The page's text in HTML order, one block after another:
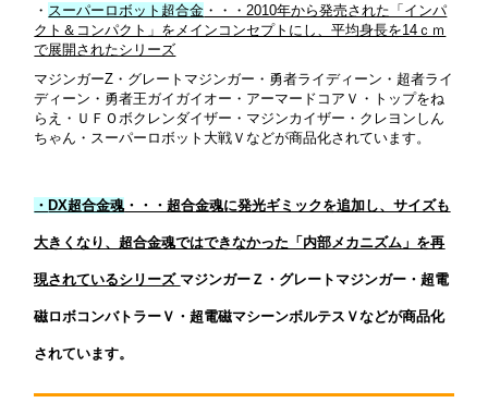
・ スーパーロボット超合金 ・・・2010年から発売された「インパ
クト＆コンパクト」をメインコンセプトにし、平均身長を14ｃｍ
で展開されたシリーズ
マジンガーZ・グレートマジンガー・勇者ライディーン・超者ライ
ディーン・勇者王ガイガイオー・アーマードコアＶ・トップをね
らえ・ＵＦＯボクレンダイザー・マジンカイザー・クレヨンしん
ちゃん・スーパーロボット大戦Ｖなどが商品化されています。
・ DX超合金魂・・・超合金魂に発光ギミックを追加し、サイズも
大きくなり、超合金魂ではできなかった「内部メカニズム」を再
現されているシリーズ マジンガーＺ・グレートマジンガー・超電
磁ロボコンバトラーＶ・超電磁マシーンボルテスＶなどが商品化
されています。